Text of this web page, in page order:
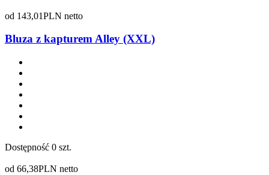
od 143,01PLN netto
Bluza z kapturem Alley (XXL)
Dostępność 0 szt.
od 66,38PLN netto